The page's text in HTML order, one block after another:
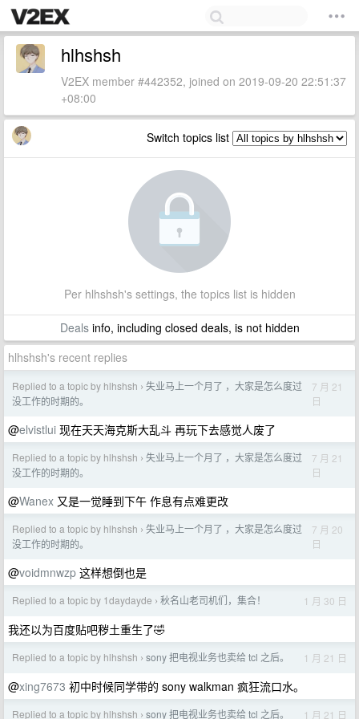
hlhshsh
V2EX member #442352, joined on 2019-09-20 22:51:37
+08:00
Switch topics list
Per hlhshsh's settings, the topics list is hidden
Dealsinfo, including closed deals, is not hidden
hlhshsh's recent replies
Replied to a topic by hlhshsh › 失业马上一个月了 ，大家是怎么度过
没工作的时期的。
7 月 21
日
@elvistlui 现在天天海克斯大乱斗 再玩下去感觉人废了
Replied to a topic by hlhshsh › 失业马上一个月了 ，大家是怎么度过
没工作的时期的。
7 月 21
日
@Wanex 又是一觉睡到下午 作息有点难更改
Replied to a topic by hlhshsh › 失业马上一个月了 ，大家是怎么度过
没工作的时期的。
7 月 20
日
@voidmnwzp 这样想倒也是
Replied to a topic by 1daydayde › 秋名山老司机们，集合！ 1 月 30 日
我还以为百度贴吧秽土重生了🤣
Replied to a topic by hlhshsh › sony 把电视业务也卖给 tcl 之后。 1 月 21 日
@xing7673 初中时候同学带的 sony walkman 疯狂流口水。
Replied to a topic by hlhshsh › sony 把电视业务也卖给 tcl 之后。 1 月 21 日